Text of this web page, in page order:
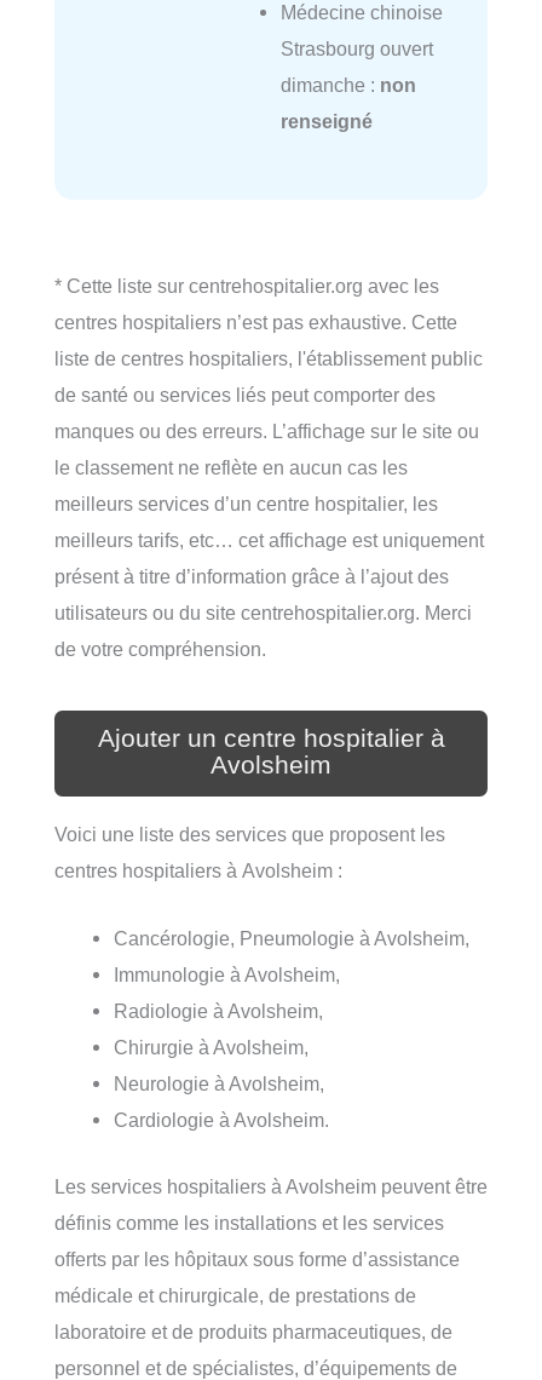
Médecine chinoise
Strasbourg ouvert
dimanche : non
renseigné
* Cette liste sur centrehospitalier.org avec les
centres hospitaliers n’est pas exhaustive. Cette
liste de centres hospitaliers, l'établissement public
de santé ou services liés peut comporter des
manques ou des erreurs. L’affichage sur le site ou
le classement ne reflète en aucun cas les
meilleurs services d’un centre hospitalier, les
meilleurs tarifs, etc… cet affichage est uniquement
présent à titre d’information grâce à l’ajout des
utilisateurs ou du site centrehospitalier.org. Merci
de votre compréhension.
Ajouter un centre hospitalier à
Avolsheim
Voici une liste des services que proposent les
centres hospitaliers à Avolsheim :
Cancérologie, Pneumologie à Avolsheim,
Immunologie à Avolsheim,
Radiologie à Avolsheim,
Chirurgie à Avolsheim,
Neurologie à Avolsheim,
Cardiologie à Avolsheim.
Les services hospitaliers à Avolsheim peuvent être
définis comme les installations et les services
offerts par les hôpitaux sous forme d’assistance
médicale et chirurgicale, de prestations de
laboratoire et de produits pharmaceutiques, de
personnel et de spécialistes, d’équipements de